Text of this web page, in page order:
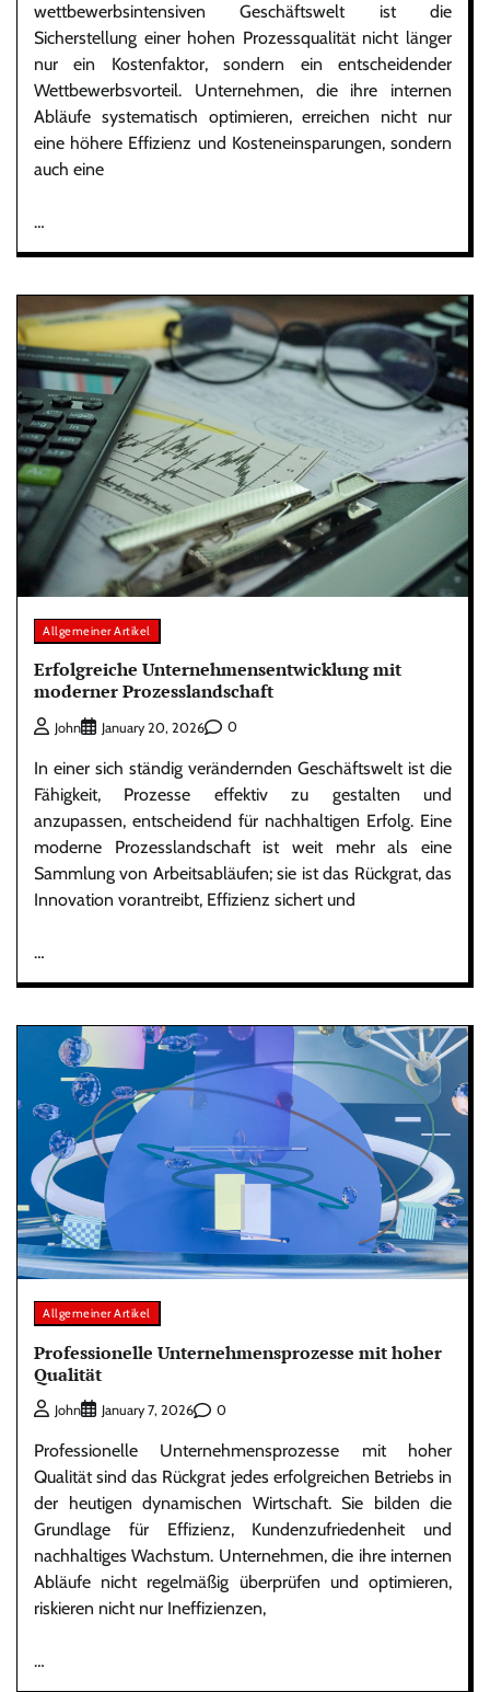
wettbewerbsintensiven Geschäftswelt ist die
Sicherstellung einer hohen Prozessqualität nicht länger
nur ein Kostenfaktor, sondern ein entscheidender
Wettbewerbsvorteil. Unternehmen, die ihre internen
Abläufe systematisch optimieren, erreichen nicht nur
eine höhere Effizienz und Kosteneinsparungen, sondern
auch eine
…
Allgemeiner Artikel
Erfolgreiche Unternehmensentwicklung mit
moderner Prozesslandschaft
John January 20, 2026 0
In einer sich ständig verändernden Geschäftswelt ist die
Fähigkeit, Prozesse effektiv zu gestalten und
anzupassen, entscheidend für nachhaltigen Erfolg. Eine
moderne Prozesslandschaft ist weit mehr als eine
Sammlung von Arbeitsabläufen; sie ist das Rückgrat, das
Innovation vorantreibt, Effizienz sichert und
…
Allgemeiner Artikel
Professionelle Unternehmensprozesse mit hoher
Qualität
John January 7, 2026 0
Professionelle Unternehmensprozesse mit hoher
Qualität sind das Rückgrat jedes erfolgreichen Betriebs in
der heutigen dynamischen Wirtschaft. Sie bilden die
Grundlage für Effizienz, Kundenzufriedenheit und
nachhaltiges Wachstum. Unternehmen, die ihre internen
Abläufe nicht regelmäßig überprüfen und optimieren,
riskieren nicht nur Ineffizienzen,
…